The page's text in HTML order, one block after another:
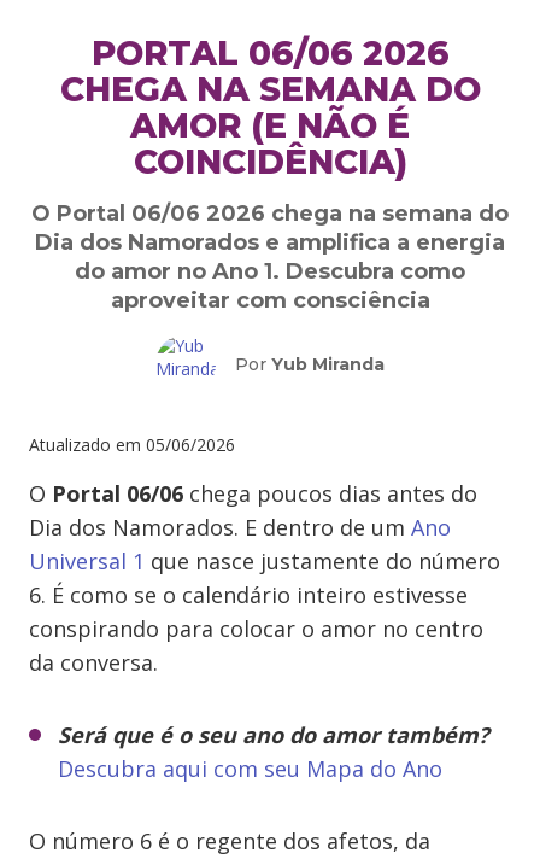
PORTAL 06/06 2026
CHEGA NA SEMANA DO
AMOR (E NÃO É
COINCIDÊNCIA)
O Portal 06/06 2026 chega na semana do
Dia dos Namorados e amplifica a energia
do amor no Ano 1. Descubra como
aproveitar com consciência
Por Yub Miranda
Atualizado em 05/06/2026
O Portal 06/06 chega poucos dias antes do
Dia dos Namorados. E dentro de um Ano
Universal 1 que nasce justamente do número
6. É como se o calendário inteiro estivesse
conspirando para colocar o amor no centro
da conversa.
Será que é o seu ano do amor também?
Descubra aqui com seu Mapa do Ano
O número 6 é o regente dos afetos, da